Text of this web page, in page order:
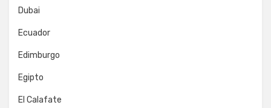
Dubai
Ecuador
Edimburgo
Egipto
El Calafate